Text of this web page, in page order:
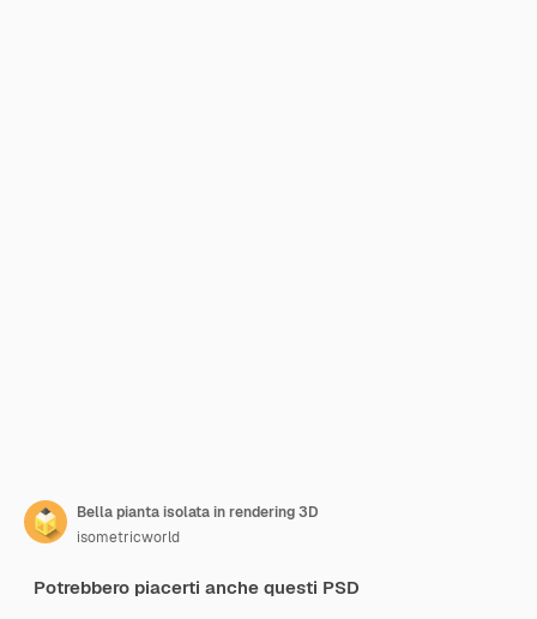
Bella pianta isolata in rendering 3D
isometricworld
Potrebbero piacerti anche questi PSD